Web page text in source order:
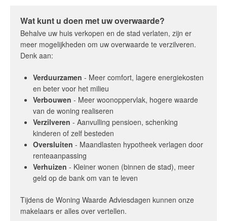
Wat kunt u doen met uw overwaarde?
Behalve uw huis verkopen en de stad verlaten, zijn er
meer mogelijkheden om uw overwaarde te verzilveren.
Denk aan:
Verduurzamen - Meer comfort, lagere energiekosten
en beter voor het milieu
Verbouwen - Meer woonoppervlak, hogere waarde
van de woning realiseren
Verzilveren - Aanvulling pensioen, schenking
kinderen of zelf besteden
Oversluiten - Maandlasten hypotheek verlagen door
renteaanpassing
Verhuizen - Kleiner wonen (binnen de stad), meer
geld op de bank om van te leven
Tijdens de Woning Waarde Adviesdagen kunnen onze
makelaars er alles over vertellen.